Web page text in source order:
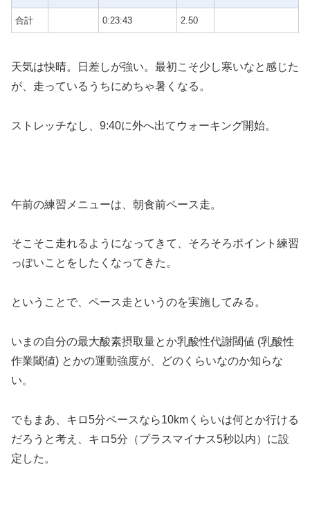
合計 0:23:43 2.50
天気は快晴。日差しが強い。最初こそ少し寒いなと感じた
が、走っているうちにめちゃ暑くなる。
ストレッチなし、9:40に外へ出てウォーキング開始。
午前の練習メニューは、朝食前ペース走。
そこそこ走れるようになってきて、そろそろポイント練習
っぽいことをしたくなってきた。
ということで、ペース走というのを実施してみる。
いまの自分の最大酸素摂取量とか乳酸性代謝閾値 (乳酸性
作業閾値) とかの運動強度が、どのくらいなのか知らな
い。
でもまあ、キロ5分ペースなら10kmくらいは何とか行ける
だろうと考え、キロ5分（プラスマイナス5秒以内）に設
定した。